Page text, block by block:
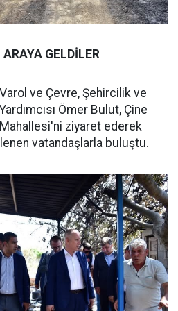
GELDİLER
ve Çevre, Şehircilik ve
Ömer Bulut, Çine
ziyaret ederek
vatandaşlarla buluştu.